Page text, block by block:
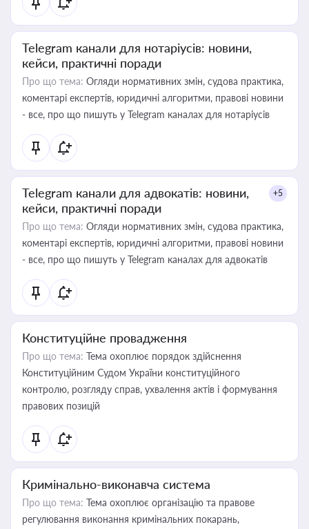
Telegram канали для нотаріусів: новини,
кейси, практичні поради
Про що тема: Огляди нормативних змін, судова практика,
коментарі експертів, юридичні алгоритми, правові новини
- все, про що пишуть у Telegram каналах для нотаріусів
Telegram канали для адвокатів: новини,
кейси, практичні поради
+5
Про що тема: Огляди нормативних змін, судова практика,
коментарі експертів, юридичні алгоритми, правові новини
- все, про що пишуть у Telegram каналах для адвокатів
Конституційне провадження
Про що тема: Тема охоплює порядок здійснення
Конституційним Судом України конституційного
контролю, розгляду справ, ухвалення актів і формування
правових позицій
Кримінально-виконавча система
Про що тема: Тема охоплює організацію та правове
регулювання виконання кримінальних покарань,